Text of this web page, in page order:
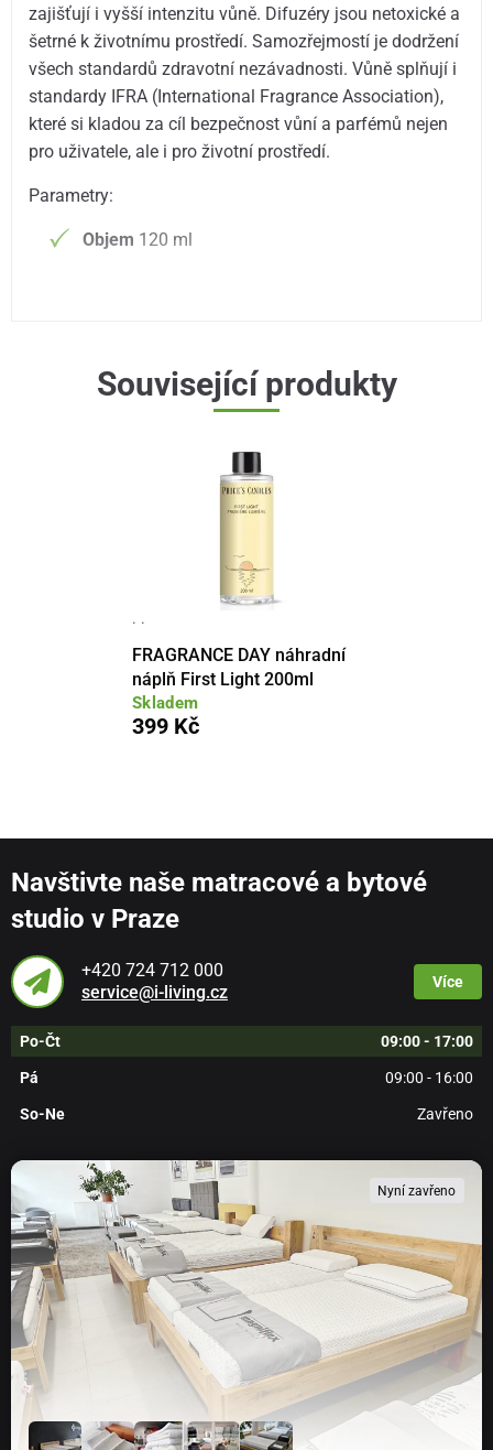
zajišťují i vyšší intenzitu vůně. Difuzéry jsou netoxické a
šetrné k životnímu prostředí. Samozřejmostí je dodržení
všech standardů zdravotní nezávadnosti. Vůně splňují i
standardy IFRA (International Fragrance Association),
které si kladou za cíl bezpečnost vůní a parfémů nejen
pro uživatele, ale i pro životní prostředí.
Parametry:
Objem 120 ml
Související produkty
· ·
FRAGRANCE DAY náhradní
náplň First Light 200ml
Skladem
399 Kč
Navštivte naše matracové a bytové
studio v Praze
+420 724 712 000
service@i-living.cz
Více
Po-Čt 09:00 - 17:00
Pá 09:00 - 16:00
So-Ne Zavřeno
Nyní zavřeno